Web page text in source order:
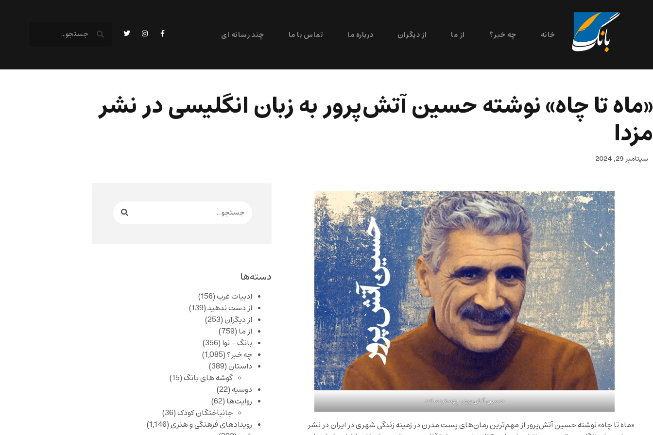
خانه چه خبر؟ از ما از دیگران درباره ما تماس با ما چند رسانه ای
«ماه تا چاه» نوشته حسین آتش‌پرور به زبان انگلیسی در نشر
مزدا
سپتامبر 29, 2024
حسین آتش پرور، پوستر: ساعد
«ماه تا چاه» نوشته حسین آتش‌پرور از مهم‌ترین رمان‌های پست مدرن در زمینه زندگی شهری در ایران در نشر
دسته‌ها
ادبیات غرب(156)
از دست ندهید(139)
از دیگران(253)
از ما (759)
بانگ – نوا (356)
چه خبر؟(1,085)
داستان(389)
گوشه های بانگ(15)
دوسیه(22)
روایت‌ها (62)
جانباختگان کودک(36)
رویدادهای فرهنگی و هنری(1,146)